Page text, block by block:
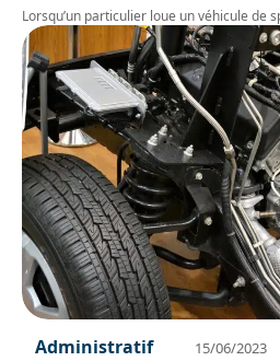
Lorsqu’un particulier loue un véhicule de
Administratif 15/06/2023